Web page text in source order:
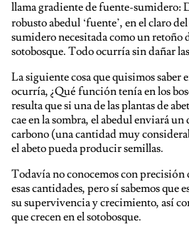
llama gradiente de fuente-sumidero:
robusto abedul ‘fuente’, en el claro
sumidero necesitada como un retoño
sotobosque. Todo ocurría sin dañar
La siguiente cosa que quisimos saber
ocurría, ¿Qué función tenía en los
resulta que si una de las plantas de
cae en la sombra, el abedul enviará
carbono (una cantidad muy
el abeto pueda producir semillas.
Todavía no conocemos con
esas cantidades, pero sí sabemos que
su supervivencia y crecimiento, así
que crecen en el sotobosque.